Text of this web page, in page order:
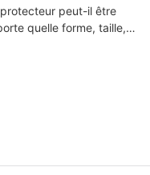
peut-il être
quelle forme, taille,